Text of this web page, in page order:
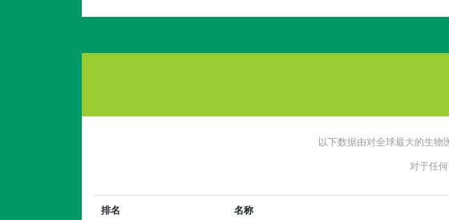
以下数据由对全球最大的生物
对于任
排名 名称